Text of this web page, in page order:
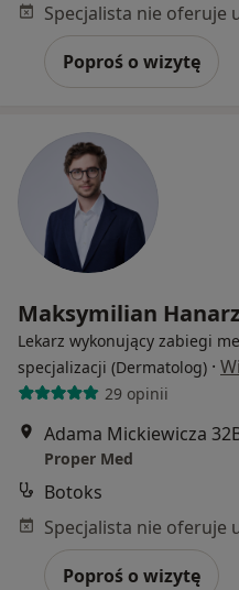
Poproś o wizytę
Maksymilian Hanarz
Lekarz wykonujący zabiegi
specjalizacji (Dermatolog) ·
29 opinii
Adama Mickiewicza
Proper Med
Botoks
Poproś o wizytę